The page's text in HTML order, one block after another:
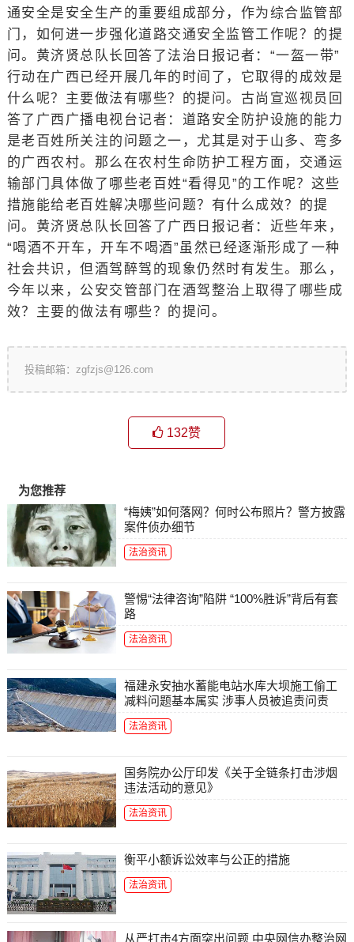
通安全是安全生产的重要组成部分，作为综合监管部
门，如何进一步强化道路交通安全监管工作呢？的提
问。黄济贤总队长回答了法治日报记者：“一盔一带”
行动在广西已经开展几年的时间了，它取得的成效是
什么呢？主要做法有哪些？的提问。古尚宣巡视员回
答了广西广播电视台记者：道路安全防护设施的能力
是老百姓所关注的问题之一，尤其是对于山多、弯多
的广西农村。那么在农村生命防护工程方面，交通运
输部门具体做了哪些老百姓“看得见”的工作呢？这些
措施能给老百姓解决哪些问题？有什么成效？的提
问。黄济贤总队长回答了广西日报记者：近些年来，
“喝酒不开车，开车不喝酒”虽然已经逐渐形成了一种
社会共识，但酒驾醉驾的现象仍然时有发生。那么，
今年以来，公安交管部门在酒驾整治上取得了哪些成
效？主要的做法有哪些？的提问。
投稿邮箱：zgfzjs@126.com
132赞
为您推荐
“梅姨”如何落网？何时公布照片？警方披露
案件侦办细节
法治资讯
警惕“法律咨询”陷阱 “100%胜诉”背后有套
路
法治资讯
福建永安抽水蓄能电站水库大坝施工偷工
减料问题基本属实 涉事人员被追责问责
法治资讯
国务院办公厅印发《关于全链条打击涉烟
违法活动的意见》
法治资讯
衡平小额诉讼效率与公正的措施
法治资讯
从严打击4方面突出问题 中央网信办整治网